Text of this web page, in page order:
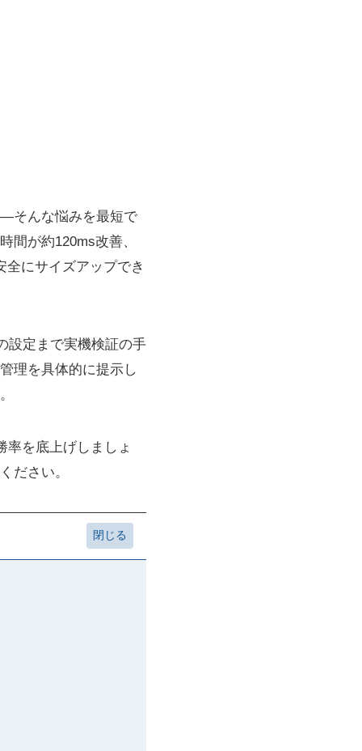
そんな悩みを最短で
間が約120ms改善、
にサイズアップでき
設定まで実機検証の手
理を具体的に提示し
率を底上げしましょ
ださい。